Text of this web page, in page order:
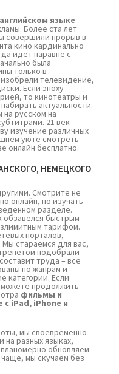
языке
Более ста лет
совершили прорыв в
кино кардинально
идёт наравне с
была
только в
телевидение,
Если эпоху
то кинотеатры и
актуальности.
русском на
21 век
изучение различных
уюте смотреть
онлайн бесплатно.
НЕМЕЦКОГО
Смотрите не
онлайн, но изучать
разделе.
быстрым
тарифом.
порталов,
стараемся для вас,
подобрали
труда – все
по жанрам и
категории. Если
продолжить
фильмы и
с iPad, iPhone и
мы своевременно
на разных языках,
обновляем
мы скучаем без